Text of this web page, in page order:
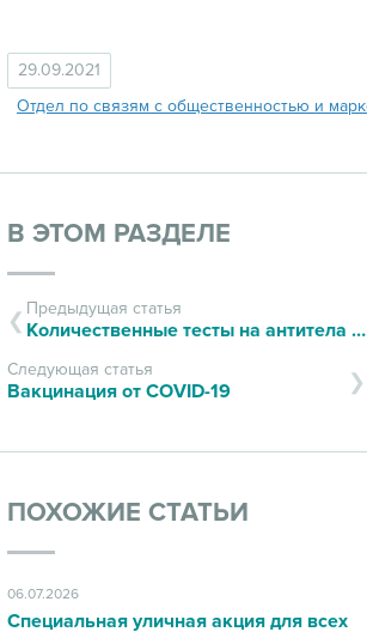
29.09.2021
Отдел по связям с общественностью и
В ЭТОМ РАЗДЕЛЕ
Предыдущая статья
Количественные тесты на антитела COVID-19
Следующая статья
Вакцинация от COVID-19
ПОХОЖИЕ СТАТЬИ
06.07.2026
Специальная уличная акция для всех